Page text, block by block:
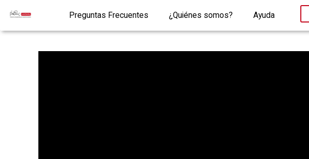
Preguntas Frecuentes ¿Quiénes somos? Ayuda